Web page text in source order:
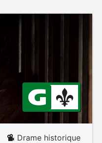
Drame historique